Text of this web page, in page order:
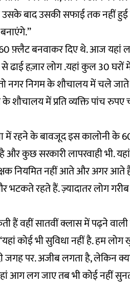
उसके बाद उसकी सफाई तक नहीं
60 फ़्लैट बनवाकर दिए थे. आज यहां
से ढाई हज़ार लोग .यहां कुल 30
नगर निगम के शौचालय में चले
में प्रति व्यक्ति पांच रुपए
में रहने के बावजूद इस कालोनी के
और कुछ सरकारी लापरवाही भी.
नियमित नहीं आते और अगर
रहते हैं. ज़्यादातर लोग गरीब
हैं वहीं सातवीं क्लास में पढ़ने
कोई भी सुविधा नहीं है. हम
जगह पर. अजीब लगता है, लेकिन
आग लग जाए तब भी कोई नहीं